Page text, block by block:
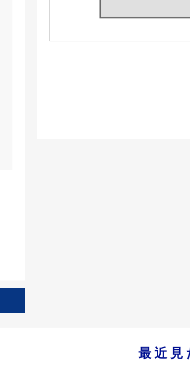
最近見